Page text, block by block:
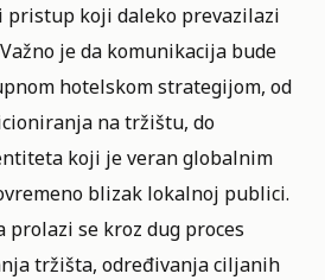
pristup koji daleko prevazilazi
je da komunikacija bude
hotelskom strategijom, od
na tržištu, do
koji je veran globalnim
blizak lokalnoj publici.
prolazi se kroz dug proces
tržišta, određivanja ciljanih